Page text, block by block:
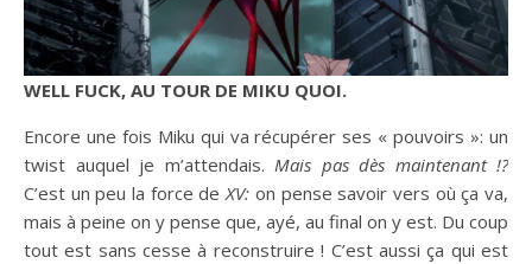
WELL FUCK, AU TOUR DE MIKU QUOI.
Encore une fois Miku qui va récupérer ses « pouvoirs »: un
twist auquel je m’attendais. Mais pas dès maintenant !?
C’est un peu la force deXV: on pense savoir vers où ça va,
mais à peine on y pense que, ayé, au final on y est. Du coup
tout est sans cesse à reconstruire ! C’est aussi ça qui est